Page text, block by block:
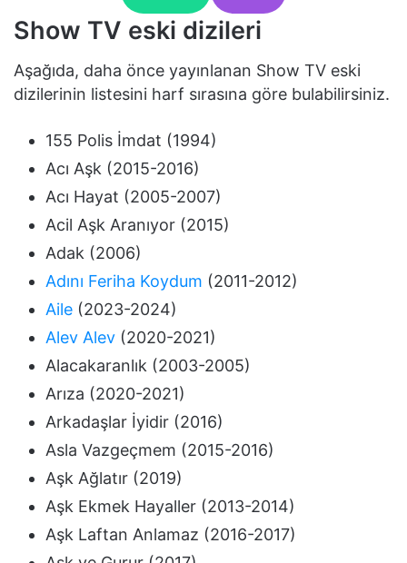
Show TV eski dizileri
Aşağıda, daha önce yayınlanan Show TV eski
dizilerinin listesini harf sırasına göre bulabilirsiniz.
155 Polis İmdat (1994)
Acı Aşk (2015-2016)
Acı Hayat (2005-2007)
Acil Aşk Aranıyor (2015)
Adak (2006)
Adını Feriha Koydum (2011-2012)
Aile (2023-2024)
Alev Alev (2020-2021)
Alacakaranlık (2003-2005)
Arıza (2020-2021)
Arkadaşlar İyidir (2016)
Asla Vazgeçmem (2015-2016)
Aşk Ağlatır (2019)
Aşk Ekmek Hayaller (2013-2014)
Aşk Laftan Anlamaz (2016-2017)